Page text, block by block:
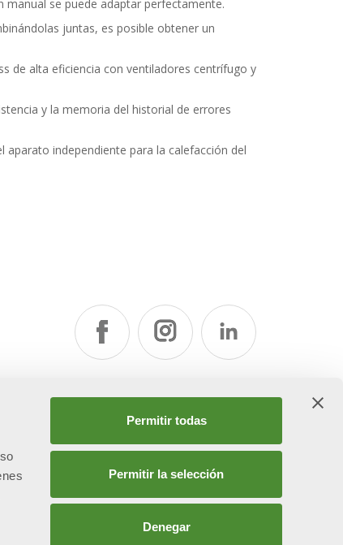
Permitir todas
Permitir la selección
Denegar
se puede adaptar perfectamente.
juntas, es posible obtener un
de alta eficiencia con ventiladores centrífugo y
y la memoria del historial de errores
independiente para la calefacción del